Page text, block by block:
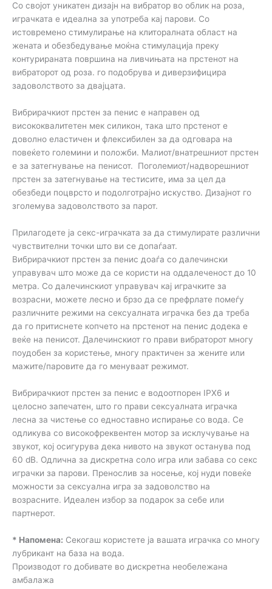
Со својот уникатен дизајн на вибратор во облик на роза,
играчката е идеална за употреба кај парови. Со
истовремено стимулирање на клиторалната област на
жената и обезбедување моќна стимулација преку
контурираната површина на ливчињата на прстенот на
вибраторот од роза. го подобрува и диверзифицира
задоволството за двајцата.
Вибрирачкиот прстен за пенис е направен од
висококвалитетен мек силикон, така што прстенот е
доволно еластичен и флексибилен за да одговара на
повеќето големини и положби. Малиот/внатрешниот прстен
е за затегнување на пенисот. Поголемиот/надворешниот
прстен за затегнување на тестисите, има за цел да
обезбеди поцврсто и подолготрајно искуство. Дизајнот го
зголемува задоволството за парот.
Прилагодете ја секс-играчката за да стимулирате различни
чувствителни точки што ви се допаѓаат.
Вибрирачкиот прстен за пенис доаѓа со далечински
управувач што може да се користи на оддалеченост до 10
метра. Со далечинскиот управувач кај играчките за
возрасни, можете лесно и брзо да се префрлате помеѓу
различните режими на сексуалната играчка без да треба
да го притиснете копчето на прстенот на пенис додека е
веќе на пенисот. Далечинскиот го прави вибраторот многу
поудобен за користење, многу практичен за жените или
мажите/паровите да го менуваат режимот.
Вибрирачкиот прстен за пенис е водоотпорен IPX6 и
целосно запечатен, што го прави сексуалната играчка
лесна за чистење со едноставно испирање со вода. Се
одликува со високофреквентен мотор за исклучување на
звукот, кој осигурува дека нивото на звукот останува под
60 dB. Одлична за дискретна соло игра или забава со секс
играчки за парови. Пренослив за носење, кој нуди повеќе
можности за сексуална игра за задоволство на
возрасните. Идеален избор за подарок за себе или
партнерот.
* Напомена: Секогаш користете ја вашата играчка со многу
лубрикант на база на вода.
Производот го добивате во дискретна необележана
амбалажа